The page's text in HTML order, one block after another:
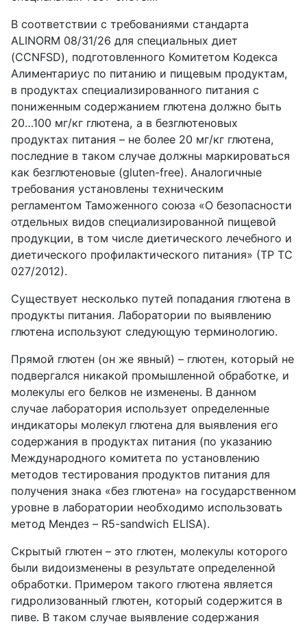
В соответствии с требованиями стандарта
ALINORM 08/31/26 для специальных диет
(CCNFSD), подготовленного Комитетом Кодекса
Алиментариус по питанию и пищевым продуктам,
в продуктах специализированного питания с
пониженным содержанием глютена должно быть
20…100 мг/кг глютена, а в безглютеновых
продуктах питания – не более 20 мг/кг глютена,
последние в таком случае должны маркироваться
как безглютеновые (gluten-free). Аналогичные
требования установлены техническим
регламентом Таможенного союза «О безопасности
отдельных видов специализированной пищевой
продукции, в том числе диетического лечебного и
диетического профилактического питания» (ТР ТС
027/2012).
Существует несколько путей попадания глютенa в
продукты питания. Лаборатории по выявлению
глютена используют следующую терминологию.
Прямой глютен (он же явный) – глютен, который не
подвергался никакой промышленной обработке, и
молекулы его белков не изменены. В данном
случае лаборатория использует определенные
индикаторы молекул глютена для выявления его
содержания в продуктах питания (по указанию
Международного комитета по установлению
методов тестирования продуктов питания для
получения знака «без глютена» на государственном
уровне в лаборатории необходимо использовать
метод Мендез – R5-sandwich ELISA).
Скрытый глютен – это глютен, молекулы которого
были видоизменены в результате определенной
обработки. Примером такого глютена является
гидролизованный глютен, который содержится в
пиве. В таком случае выявление содержания